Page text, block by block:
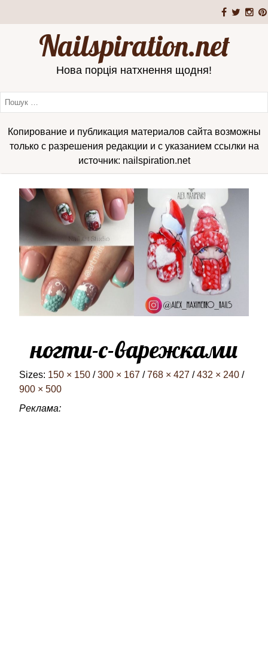
Nailspiration.net
Нова порція натхнення щодня!
Копирование и публикация материалов сайта возможны
только с разрешения редакции и с указанием ссылки на
источник: nailspiration.net
ногти-с-варежками
Sizes: 150 × 150 / 300 × 167 / 768 × 427 / 432 × 240 /
900 × 500
Реклама: